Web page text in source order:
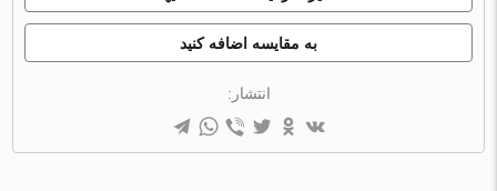
به مقایسه اضافه کنید
انتشار: